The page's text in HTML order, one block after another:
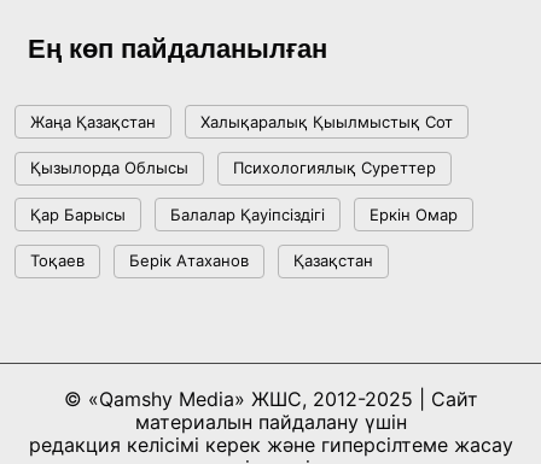
Ең көп пайдаланылған
Жаңа Қазақстан Халықаралық Қыылмыстық Сот
Қызылорда Облысы Психологиялық Суреттер
Қар Барысы Балалар Қауіпсіздігі Еркін Омар
Тоқаев Берік Атаханов Қазақстан
© «Qamshy Media» ЖШС, 2012-2025 | Сайт
материалын пайдалану үшін
редакция келісімі керек және гиперсілтеме жасау